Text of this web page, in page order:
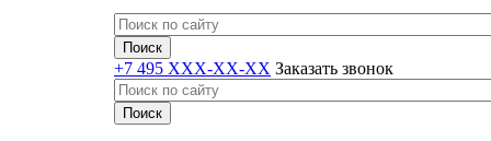
+7 495 XXX-XX-XX Заказать звонок